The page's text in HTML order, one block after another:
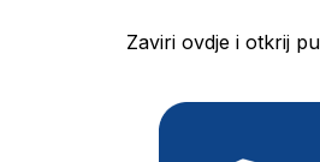
Zaviri ovdje i otkrij